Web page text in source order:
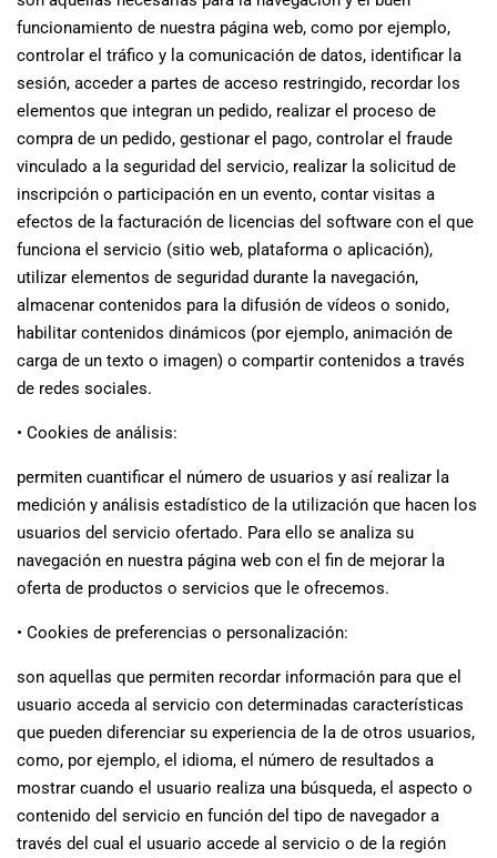
funcionamiento de nuestra página web, como por ejemplo,
controlar el tráfico y la comunicación de datos, identificar la
sesión, acceder a partes de acceso restringido, recordar los
elementos que integran un pedido, realizar el proceso de
compra de un pedido, gestionar el pago, controlar el fraude
vinculado a la seguridad del servicio, realizar la solicitud de
inscripción o participación en un evento, contar visitas a
efectos de la facturación de licencias del software con el que
funciona el servicio (sitio web, plataforma o aplicación),
utilizar elementos de seguridad durante la navegación,
almacenar contenidos para la difusión de vídeos o sonido,
habilitar contenidos dinámicos (por ejemplo, animación de
carga de un texto o imagen) o compartir contenidos a través
de redes sociales.
• Cookies de análisis:
permiten cuantificar el número de usuarios y así realizar la
medición y análisis estadístico de la utilización que hacen los
usuarios del servicio ofertado. Para ello se analiza su
navegación en nuestra página web con el fin de mejorar la
oferta de productos o servicios que le ofrecemos.
• Cookies de preferencias o personalización:
son aquellas que permiten recordar información para que el
usuario acceda al servicio con determinadas características
que pueden diferenciar su experiencia de la de otros usuarios,
como, por ejemplo, el idioma, el número de resultados a
mostrar cuando el usuario realiza una búsqueda, el aspecto o
contenido del servicio en función del tipo de navegador a
través del cual el usuario accede al servicio o de la región